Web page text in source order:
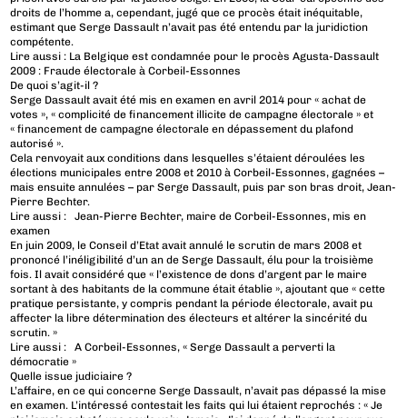
droits de l’homme a, cependant, jugé que ce procès était inéquitable,
estimant que Serge Dassault n’avait pas été entendu par la juridiction
compétente.
Lire aussi : La Belgique est condamnée pour le procès Agusta-Dassault
2009 : Fraude électorale à Corbeil-Essonnes
De quoi s’agit-il ?
Serge Dassault avait été mis en examen en avril 2014 pour « achat de
votes », « complicité de financement illicite de campagne électorale » et
« financement de campagne électorale en dépassement du plafond
autorisé ».
Cela renvoyait aux conditions dans lesquelles s’étaient déroulées les
élections municipales entre 2008 et 2010 à Corbeil-Essonnes, gagnées –
mais ensuite annulées – par Serge Dassault, puis par son bras droit, Jean-
Pierre Bechter.
Lire aussi : Jean-Pierre Bechter, maire de Corbeil-Essonnes, mis en
examen
En juin 2009, le Conseil d’Etat avait annulé le scrutin de mars 2008 et
prononcé l’inéligibilité d’un an de Serge Dassault, élu pour la troisième
fois. Il avait considéré que « l’existence de dons d’argent par le maire
sortant à des habitants de la commune était établie », ajoutant que « cette
pratique persistante, y compris pendant la période électorale, avait pu
affecter la libre détermination des électeurs et altérer la sincérité du
scrutin. »
Lire aussi : A Corbeil-Essonnes, « Serge Dassault a perverti la
démocratie »
Quelle issue judiciaire ?
L’affaire, en ce qui concerne Serge Dassault, n’avait pas dépassé la mise
en examen. L’intéressé contestait les faits qui lui étaient reprochés : « Je